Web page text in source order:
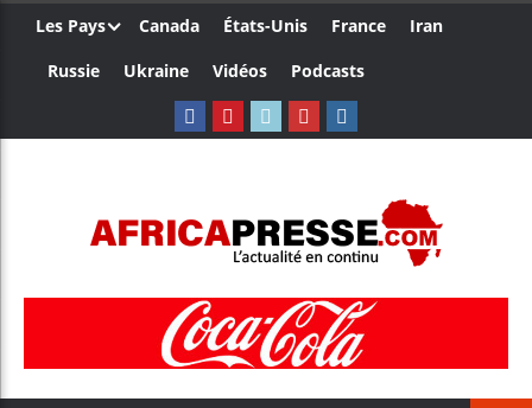
Les Pays Canada États-Unis France
Iran
Russie
Ukraine Vidéos Podcasts